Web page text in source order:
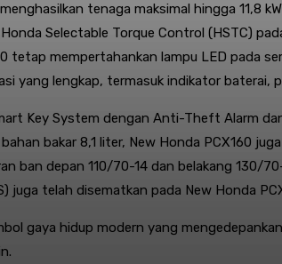
tenaga maksimal hingga 11,8
Selectable Torque Control (HSTC)
tetap mempertahankan lampu LED pada
yang lengkap, termasuk indikator
Key System dengan Anti-Theft Alarm
bakar 8,1 liter, New Honda PCX160
ban depan 110/70-14 dan belakang 130/
telah disematkan pada New Honda
gaya hidup modern yang